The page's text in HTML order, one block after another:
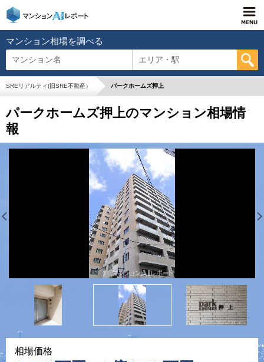
マンション相場を調べる
マンション名 エリア・駅
SREリアルティ(旧SRE不動産） パークホームズ押上
パークホームズ押上のマンション相場情
報
相場価格